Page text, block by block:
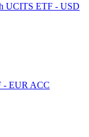
UCITS ETF - USD
- EUR ACC